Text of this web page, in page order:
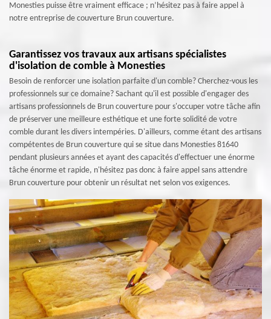
Monesties puisse être vraiment efficace ; n’hésitez pas à faire appel à
notre entreprise de couverture Brun couverture.
Garantissez vos travaux aux artisans spécialistes
d'isolation de comble à Monesties
Besoin de renforcer une isolation parfaite d'un comble? Cherchez-vous les
professionnels sur ce domaine? Sachant qu'il est possible d'engager des
artisans professionnels de Brun couverture pour s'occuper votre tâche afin
de préserver une meilleure esthétique et une forte solidité de votre
comble durant les divers intempéries. D'ailleurs, comme étant des artisans
compétentes de Brun couverture qui se situe dans Monesties 81640
pendant plusieurs années et ayant des capacités d'effectuer une énorme
tâche énorme et rapide, n'hésitez pas donc à faire appel sans attendre
Brun couverture pour obtenir un résultat net selon vos exigences.